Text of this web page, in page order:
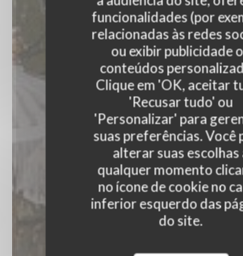
funcionalidades (por
relacionadas às redes
ou exibir publicidade
conteúdos
Clique em 'OK, aceitar
'Recusar tudo' ou
'Personalizar' para
suas preferências. Você
alterar suas escolhas
qualquer momento
no ícone de cookie no
inferior esquerdo das
do site.
de
|ROSMALEN
RESERVAR UMA